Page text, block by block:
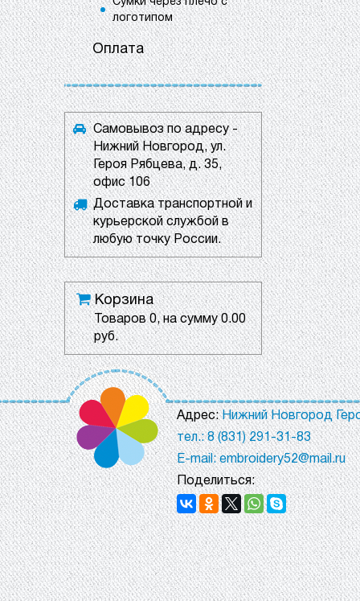
логотипом
Оплата
Самовывоз по адресу -
Нижний Новгород, ул.
Героя Рябцева, д. 35,
офис 106
Доставка транспортной и
курьерской службой в
любую точку России.
Корзина
Товаров0, на сумму0.00
руб.
Адрес:Нижний Новгород
тел.: 8 (831) 291-31-83
E-mail: embroidery52@mail.ru
Поделиться: